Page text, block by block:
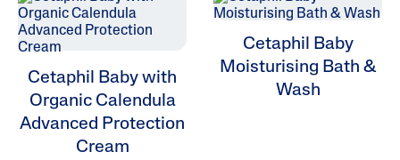
Cetaphil Baby with
Organic Calendula
Advanced Protection
Cream
Cetaphil Baby
Moisturising Bath &
Wash